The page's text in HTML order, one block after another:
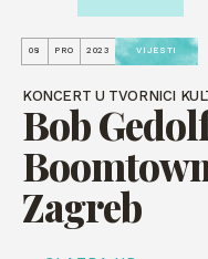
08 PRO 2023 VIJESTI
KONCERT U TVORNICI
Bob
Zagreb